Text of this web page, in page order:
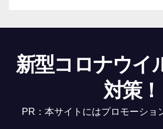
新型コロナウイ
対策！
PR：本サイトにはプロモーショ